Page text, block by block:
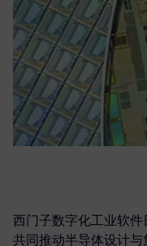
西门子数字化工业软件
共同推动半导体设计